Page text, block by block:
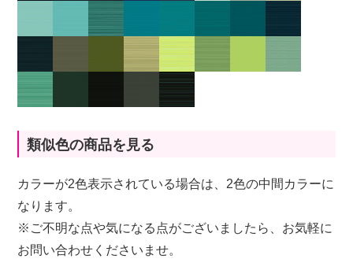
類似色の商品を見る
カラーが2色表示されている場合は、2色の中間カラーに
なります。
※ご不明な点や気になる点がございましたら、お気軽に
お問い合わせくださいませ。